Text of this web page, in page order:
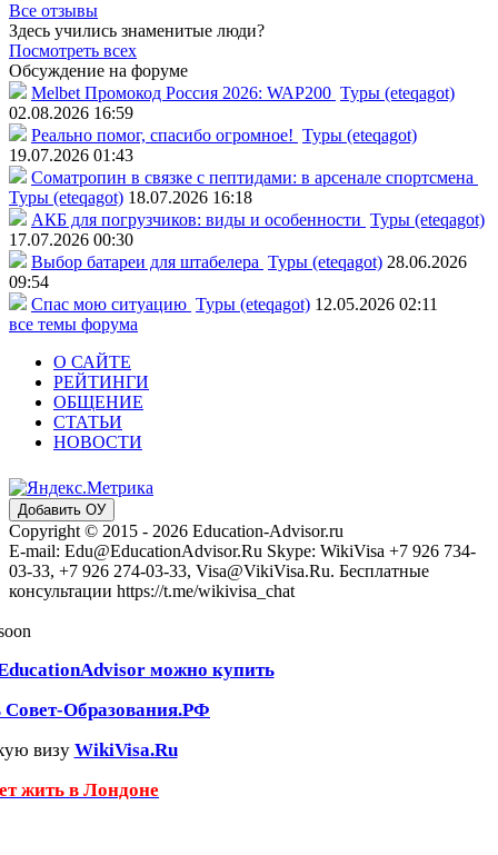
Все отзывы
Здесь учились знаменитые люди?
Посмотреть всех
Обсуждение на форуме
Melbet Промокод Россия 2026: WAP200 Туры (eteqagot)
02.08.2026 16:59
Реально помог, спасибо огромное! Туры (eteqagot)
19.07.2026 01:43
Соматропин в связке с пептидами: в арсенале спортсмена
Туры (eteqagot) 18.07.2026 16:18
АКБ для погрузчиков: виды и особенности Туры (eteqagot)
17.07.2026 00:30
Выбор батареи для штабелера Туры (eteqagot) 28.06.2026
09:54
Спас мою ситуацию Туры (eteqagot) 12.05.2026 02:11
все темы форума
О САЙТЕ
РЕЙТИНГИ
ОБЩЕНИЕ
СТАТЬИ
НОВОСТИ
Добавить ОУ
Copyright © 2015 - 2026 Education-Advisor.ru
E-mail: Edu@EducationAdvisor.Ru Skype: WikiVisa +7 926 734-
03-33, +7 926 274-03-33, Visa@VikiVisa.Ru. Бесплатные
консультации https://t.me/wikivisa_chat
можно купить
Совет-Образования.РФ
визу WikiVisa.Ru
жить в Лондоне